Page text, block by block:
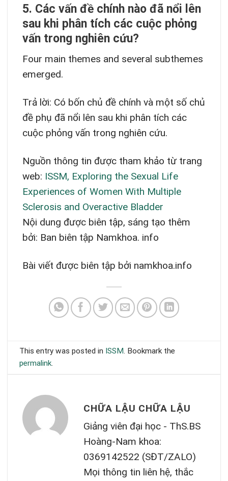
5. Các vấn đề chính nào đã nổi lên
sau khi phân tích các cuộc phỏng
vấn trong nghiên cứu?
Four main themes and several subthemes
emerged.
Trả lời: Có bốn chủ đề chính và một số chủ
đề phụ đã nổi lên sau khi phân tích các
cuộc phỏng vấn trong nghiên cứu.
Nguồn thông tin được tham khảo từ trang
web: ISSM, Exploring the Sexual Life
Experiences of Women With Multiple
Sclerosis and Overactive Bladder
Nội dung được biên tập, sáng tạo thêm
bởi: Ban biên tập Namkhoa. info
Bài viết được biên tập bởi namkhoa.info
This entry was posted in ISSM. Bookmark the
permalink.
CHỮA LẬU CHỮA LẬU
Giảng viên đại học - ThS.BS
Hoàng-Nam khoa:
0369142522 (SĐT/ZALO)
Mọi thông tin liên hệ, thắc